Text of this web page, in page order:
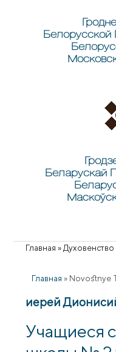
Белорусской
Беларускай
Вы здесь
Главная »Духовенство
Главная » Novostnye
иерей
Учащиеся